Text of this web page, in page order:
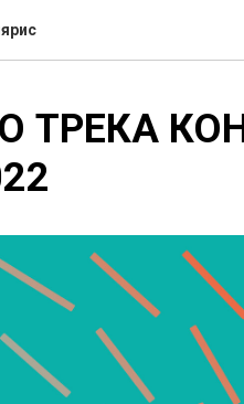
ТРЕКА